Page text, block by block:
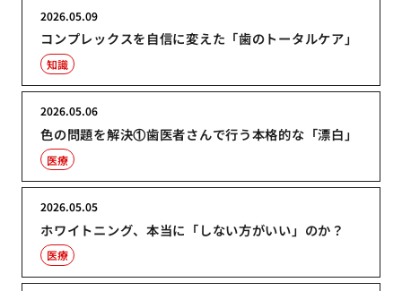
コンプレックスを自信に変えた「歯のトータルケア」
2026.05.09
知識
色の問題を解決①歯医者さんで行う本格的な「漂白」
2026.05.06
医療
ホワイトニング、本当に「しない方がいい」のか？
2026.05.05
医療